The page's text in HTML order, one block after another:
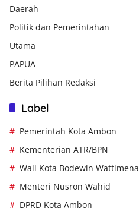
Daerah
Politik dan Pemerintahan
Utama
PAPUA
Berita Pilihan Redaksi
Label
Pemerintah Kota Ambon
Kementerian ATR/BPN
Wali Kota Bodewin Wattimena
Menteri Nusron Wahid
DPRD Kota Ambon